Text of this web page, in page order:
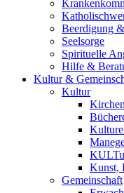
Beerdigung &
Seelsorge
Spirituelle
Hilfe &
Kultur &
Kultur
Kunst,
Gemeinschaft